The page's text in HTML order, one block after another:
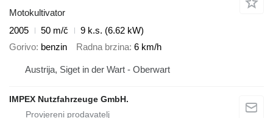
Motokultivator
2005
50 m/č
9 k.s. (6.62 kW)
Gorivo benzin Radna brzina 6 km/h
Austrija, Siget in der Wart - Oberwart
IMPEX Nutzfahrzeuge GmbH.